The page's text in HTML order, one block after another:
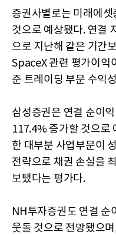
증권사별로는 미래에
것으로 예상됐다. 연결
으로 지난해 같은 기간
SpaceX 관련 평가이익
준 트레이딩 부문 수익
삼성증권은 연결 순이
117.4% 증가할 것으로
한 대부분 사업부문이
전략으로 채권 손실을
보탰다는 평가다.
NH투자증권도 연결 순
웃돌 것으로 전망됐으